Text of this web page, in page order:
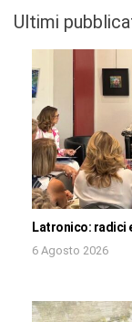
Ultimi
Latronico: radici
6 Agosto 2026